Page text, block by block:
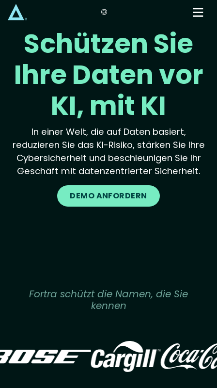
content
Schützen Sie
Ihre Daten vor
KI, mit KI
In einer Welt, die auf Daten basiert,
reduzieren Sie das KI-Risiko, stärken Sie Ihre
Cybersicherheit und beschleunigen Sie Ihr
Geschäft mit datenzentrierter Sicherheit.
DEMO ANFORDERN
Fortra schützt die Namen, die Sie
kennen
Image